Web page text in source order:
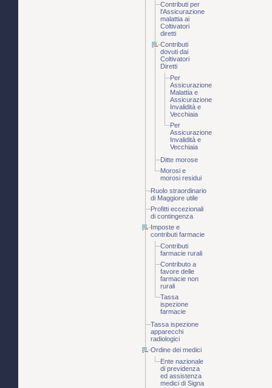
Contributi per
l'Assicurazione
malattia ai
Coltivatori
diretti
Contributi
dovuti dai
Coltivatori
Diretti
Per
Assicurazione
Malattia e
Assicurazione
Invalidità e
Vecchiaia
Per
Assicurazione
Invalidità e
Vecchiaia
Ditte morose
Morosi e
morosi residui
Ruolo straordinario
di Maggiore utile
Profitti eccezionali
di contingenza
Imposte e
contributi farmacie
Contributi
farmacie rurali
Contributo a
favore delle
farmacie non
rurali
Tassa
ispezione
farmacie
Tassa ispezione
apparecchi
radiologici
Ordine dei medici
Ente nazionale
di previdenza
ed assistenza
medici di Signa